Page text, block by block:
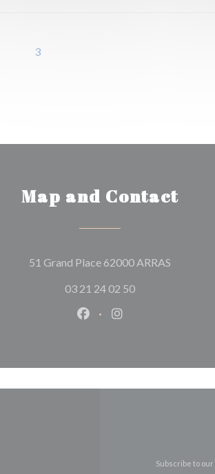
3
Map and Contact
51 Grand Place 62000 ARRAS
03 21 24 02 50
Facebook ((opens in a
Instagram ((opens
Subscribe to